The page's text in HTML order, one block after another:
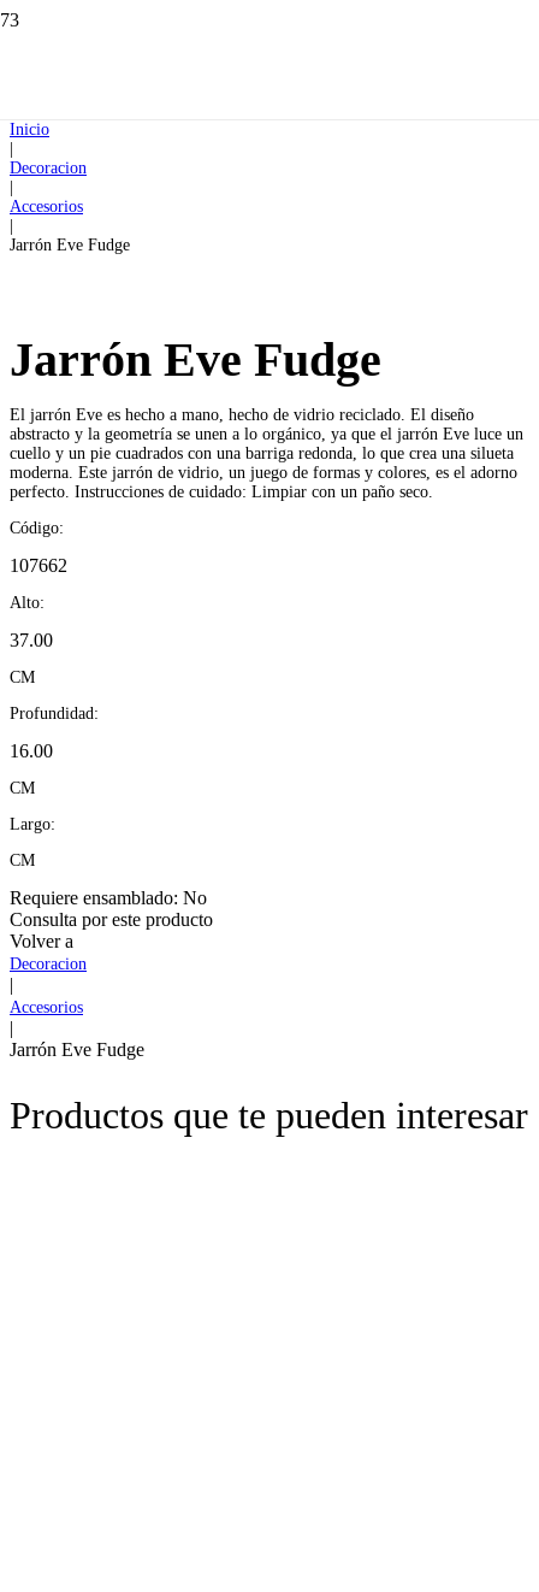
Inicio
|
Decoracion
|
Accesorios
|
Jarrón Eve Fudge
Jarrón Eve Fudge
El jarrón Eve es hecho a mano, hecho de vidrio reciclado. El diseño
abstracto y la geometría se unen a lo orgánico, ya que el jarrón Eve luce un
cuello y un pie cuadrados con una barriga redonda, lo que crea una silueta
moderna. Este jarrón de vidrio, un juego de formas y colores, es el adorno
perfecto. Instrucciones de cuidado: Limpiar con un paño seco.
Código:
107662
Alto:
37.00
CM
Profundidad:
16.00
CM
Largo:
CM
Requiere ensamblado: No
Consulta por este producto
Volver a
Decoracion
|
Accesorios
|
Jarrón Eve Fudge
Productos que te pueden interesar